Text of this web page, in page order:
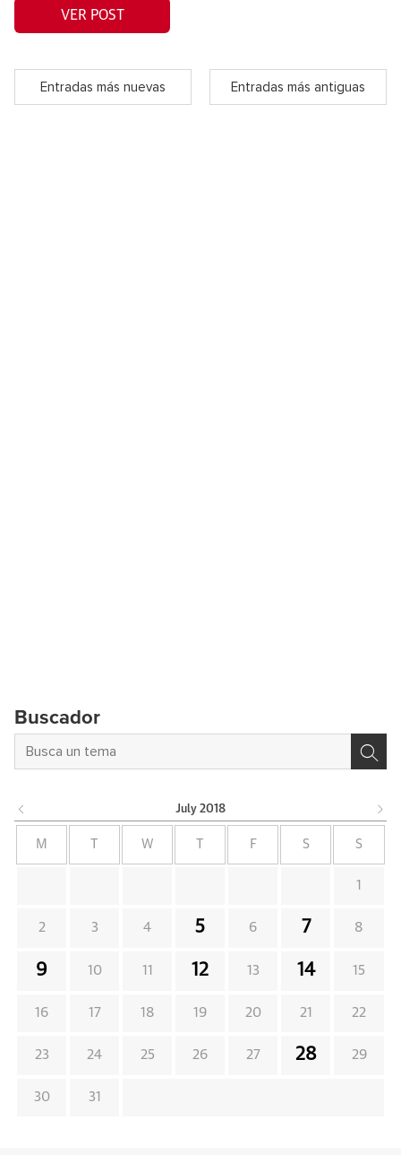
VER POST
Entradas más nuevas Entradas más antiguas
Buscador
July 2018
M W F S S
1
2 3 4 5 6 7 8
9 10 11 12 13 14 15
16 17 18 19 20 21 22
23 24 25 26 27 28 29
30 31